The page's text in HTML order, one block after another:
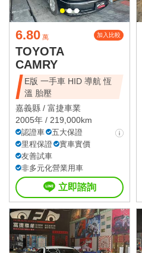
6.80 萬 加入比較
TOYOTA
CAMRY
E版 一手車 HID 導航 恆
溫 胎壓
嘉義縣 / 富捷車業
2005年 / 219,000km
認證車
五大保證
里程保證
實車實價
友善試車
非多元化營業用車
立即諮詢